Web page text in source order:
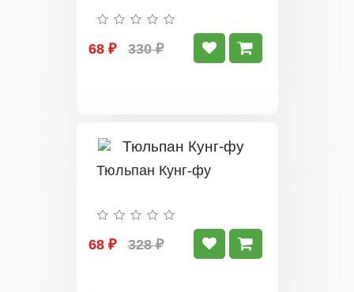
68 ₽ 330 ₽
Тюльпан Кунг-фу
68 ₽ 328 ₽